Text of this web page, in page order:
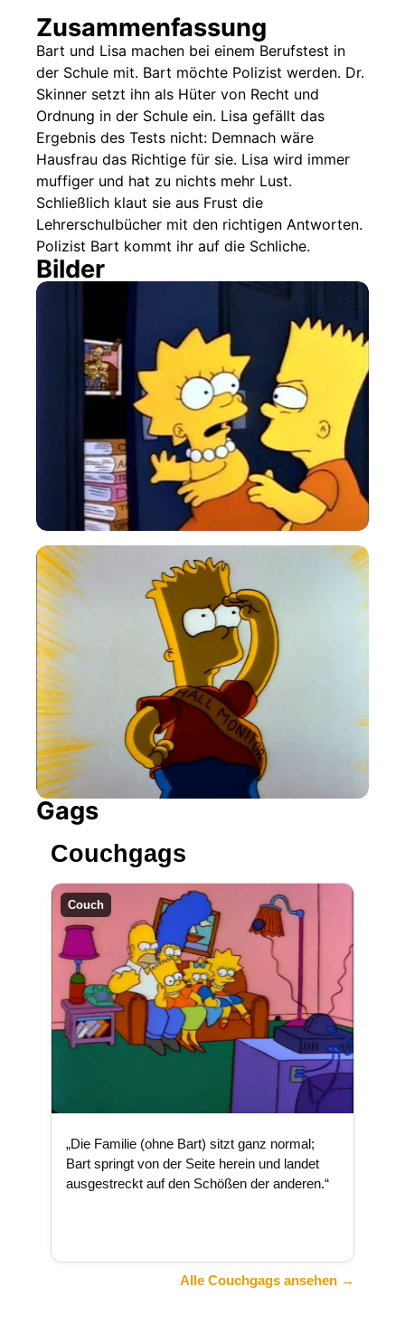
Gaststars
Fakten
Sendetermine
Nächste / Vorherige Folge
Zusammenfassung
Bart und Lisa machen bei einem Berufstest in
der Schule mit. Bart möchte Polizist werden. Dr.
Skinner setzt ihn als Hüter von Recht und
Ordnung in der Schule ein. Lisa gefällt das
Ergebnis des Tests nicht: Demnach wäre
Hausfrau das Richtige für sie. Lisa wird immer
muffiger und hat zu nichts mehr Lust.
Schließlich klaut sie aus Frust die
Lehrerschulbücher mit den richtigen Antworten.
Polizist Bart kommt ihr auf die Schliche.
Bilder
Gags
Couchgags
Couch
„Die Familie (ohne Bart) sitzt ganz normal;
Bart springt von der Seite herein und landet
ausgestreckt auf den Schößen der anderen.“
Alle Couchgags ansehen →